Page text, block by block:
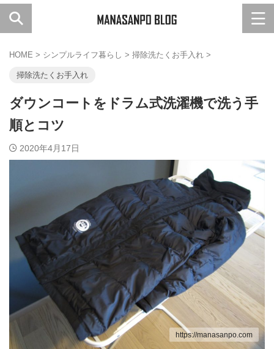
HOME > シンプルライフ暮らし > 掃除洗たくお手入れ >
掃除洗たくお手入れ
ダウンコートをドラム式洗濯機で洗う手
順とコツ
2020年4月17日
https://manasanpo.com